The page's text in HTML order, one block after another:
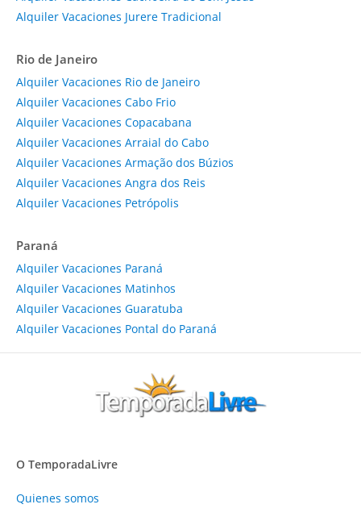
Alquiler Vacaciones Jurere Tradicional
Rio de Janeiro
Alquiler Vacaciones Rio de Janeiro
Alquiler Vacaciones Cabo Frio
Alquiler Vacaciones Copacabana
Alquiler Vacaciones Arraial do Cabo
Alquiler Vacaciones Armação dos Búzios
Alquiler Vacaciones Angra dos Reis
Alquiler Vacaciones Petrópolis
Paraná
Alquiler Vacaciones Paraná
Alquiler Vacaciones Matinhos
Alquiler Vacaciones Guaratuba
Alquiler Vacaciones Pontal do Paraná
O TemporadaLivre
Quienes somos